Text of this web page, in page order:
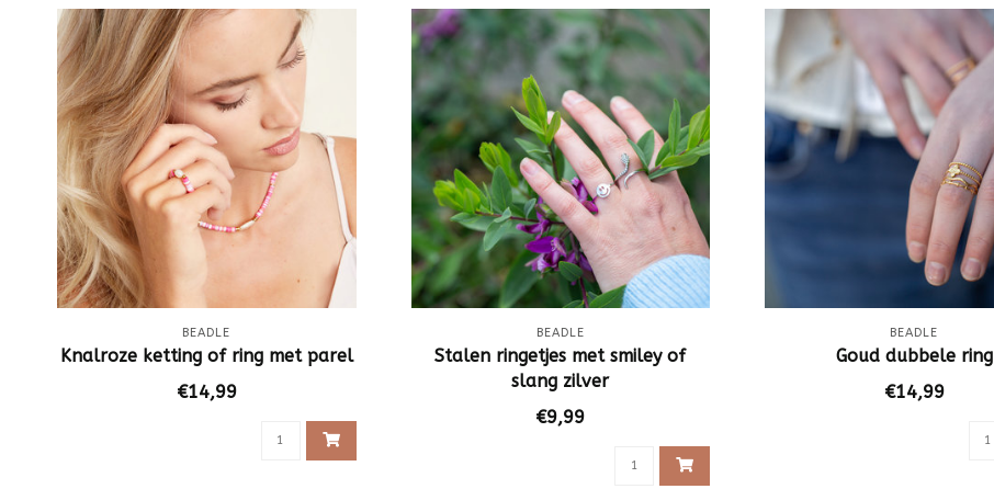
BEADLE
Knalroze ketting of ring met parel
€14,99
BEADLE
Stalen ringetjes met smiley of
slang zilver
€9,99
BEADLE
Goud dubbele ring
€14,99